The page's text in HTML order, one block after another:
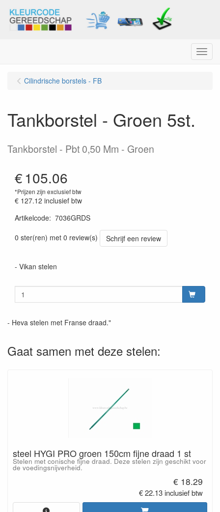
Menu
Cilindrische borstels - FB
Tankborstel - Groen 5st.
Tankborstel - Pbt 0,50 Mm - Groen
€105.06
*Prijzen zijn exclusief btw
€ 127.12 inclusief btw
Artikelcode: 7036GRDS
0 ster(ren) met 0 review(s)
Schrijf een review
- Vikan stelen
- Heva stelen met Franse draad."
Gaat samen met deze stelen:
steel HYGI PRO groen 150cm fijne draad 1 st
Stelen met conische fijne draad. Deze stelen zijn geschikt voor
de voedingsnijverheid.
€ 18.29
€ 22.13 inclusief btw